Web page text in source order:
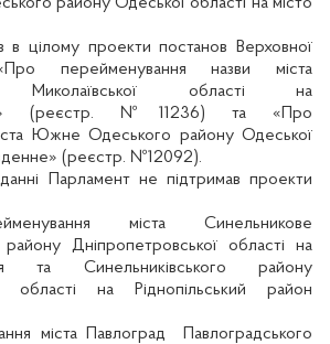
в цілому проекти постанов Верховної
перейменування назви міста
Миколаївської області на
(реєстр. №11236) та «Про
Южне Одеського району Одеської
(реєстр. №12092).
Парламент не підтримав проекти
міста Синельникове
району Дніпропетровської області на
та Синельниківського району
області на Ріднопільський район
міста Павлоград
Павлоградського